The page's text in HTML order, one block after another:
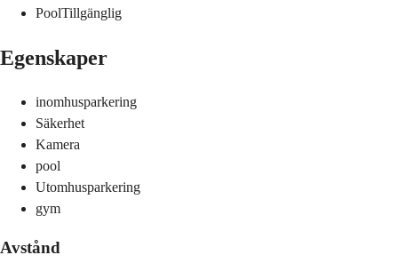
PoolTillgänglig
Egenskaper
inomhusparkering
Säkerhet
Kamera
pool
Utomhusparkering
gym
Avstånd